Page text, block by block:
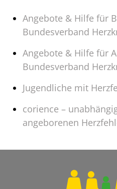
Angebote & Hilfe für
Bundesverband
Angebote & Hilfe für
Bundesverband
Jugendliche mit
corience –
angeborenen